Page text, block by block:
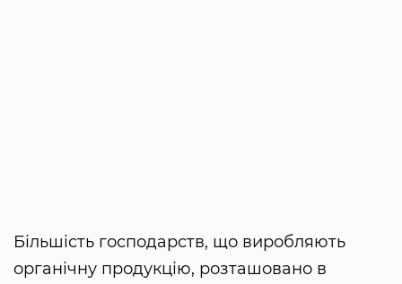
Більшість господарств, що виробляють
органічну продукцію, розташовано в